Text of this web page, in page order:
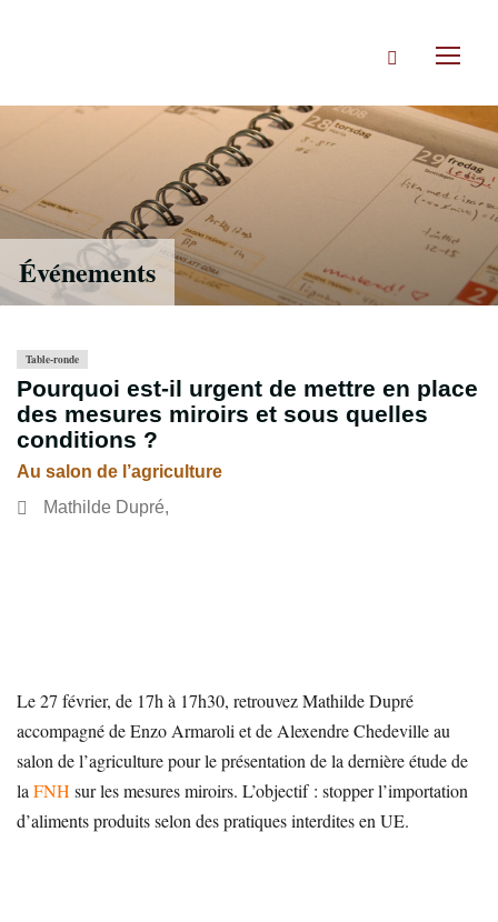
Rechercher
Événements
Table-ronde
Pourquoi est-il urgent de mettre en place
des mesures miroirs et sous quelles
conditions ?
Au salon de l’agriculture
Mathilde Dupré,
Le 27 février, de 17h à 17h30, retrouvez Mathilde Dupré
accompagné de Enzo Armaroli et de Alexendre Chedeville au
salon de l’agriculture pour le présentation de la dernière étude de
la FNH sur les mesures miroirs. L’objectif : stopper l’importation
d’aliments produits selon des pratiques interdites en UE.